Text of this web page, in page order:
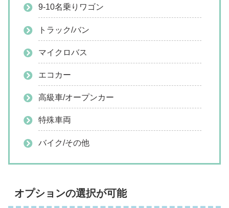
9-10名乗りワゴン
トラック/バン
マイクロバス
エコカー
高級車/オープンカー
特殊車両
バイク/その他
オプションの選択が可能